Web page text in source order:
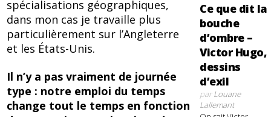
spécialisations géographiques,
dans mon cas je travaille plus
particulièrement sur l’Angleterre
et les États-Unis.
Il n’y a pas vraiment de journée
type : notre emploi du temps
change tout le temps en fonction
Ce que dit la
bouche
d’ombre –
Victor Hugo,
dessins
d’exil
parLouane
Lallemant